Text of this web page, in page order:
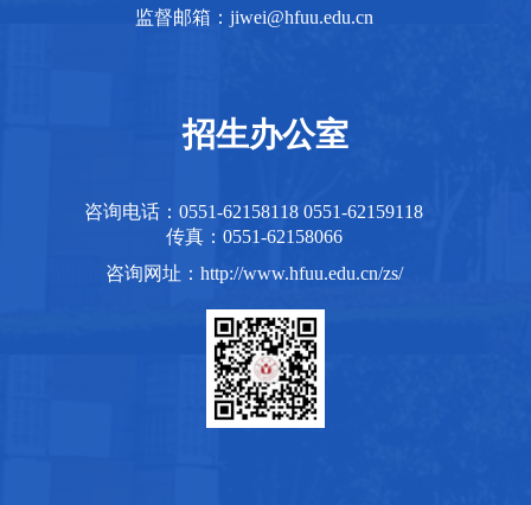
监督邮箱：jiwei@hfuu.edu.cn
招生办公室
咨询电话：0551-62158118 0551-62159118
传真：0551-62158066
咨询网址：http://www.hfuu.edu.cn/zs/